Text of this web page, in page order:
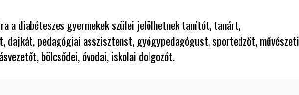
a diabéteszes gyermekek szülei jelölhetnek tanítót, tanárt,
dajkát, pedagógiai asszisztenst, gyógypedagógust, sportedzőt, művészeti
bölcsődei, óvodai, iskolai dolgozót.